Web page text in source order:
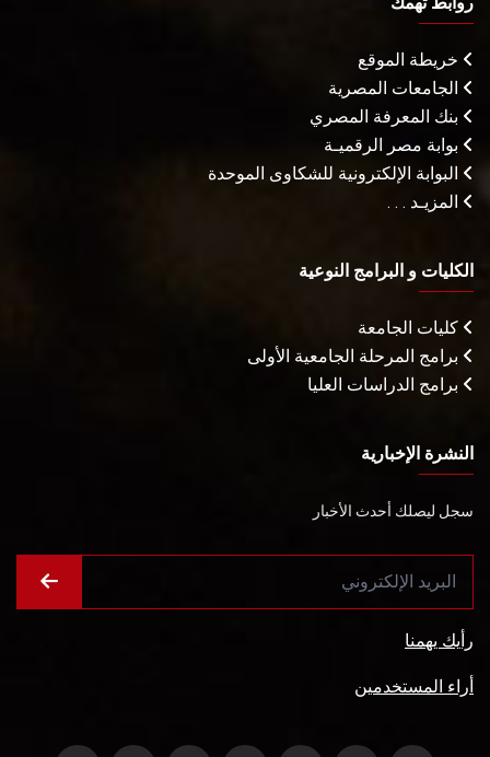
خريطة الموقع
الجامعات المصرية
بنك المعرفة المصري
بوابة مصر الرقميـة
البوابة الإلكترونية للشكاوى الموحدة
المزيـد . . .
الكليات و البرامج النوعية
كليات الجامعة
برامج المرحلة الجامعية الأولى
برامج الدراسات العليا
النشرة الإخبارية
سجل ليصلك أحدث الأخبار
رأيك يهمنا
أراء المستخدمين